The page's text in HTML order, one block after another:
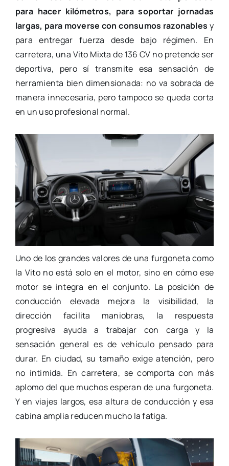
para hacer kilómetros, para soportar jornadas
largas, para moverse con consumos razonables y
para entregar fuerza desde bajo régimen. En
carretera, una Vito Mixta de 136 CV no pretende ser
deportiva, pero sí transmite esa sensación de
herramienta bien dimensionada: no va sobrada de
manera innecesaria, pero tampoco se queda corta
en un uso profesional normal.
Uno de los grandes valores de una furgoneta como
la Vito no está solo en el motor, sino en cómo ese
motor se integra en el conjunto. La posición de
conducción elevada mejora la visibilidad, la
dirección facilita maniobras, la respuesta
progresiva ayuda a trabajar con carga y la
sensación general es de vehículo pensado para
durar. En ciudad, su tamaño exige atención, pero
no intimida. En carretera, se comporta con más
aplomo del que muchos esperan de una furgoneta.
Y en viajes largos, esa altura de conducción y esa
cabina amplia reducen mucho la fatiga.